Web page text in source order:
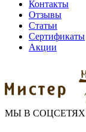
Контакты
Отзывы
Статьи
Сертификаты
Акции
МЫ В СОЦСЕТЯХ